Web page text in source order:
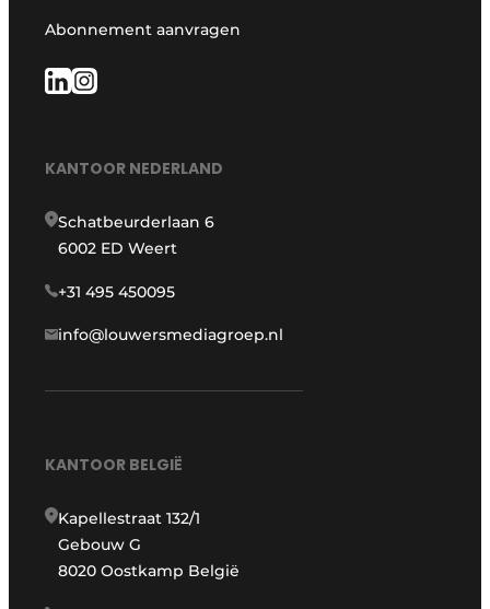
Abonnement aanvragen
KANTOOR NEDERLAND
Schatbeurderlaan 6
6002 ED Weert
+31 495 450095
info@louwersmediagroep.nl
KANTOOR BELGIË
Kapellestraat 132/1
Gebouw G
8020 Oostkamp België